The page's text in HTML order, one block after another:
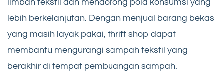
limbah tekstil dan mendorong pola konsumsi yang
lebih berkelanjutan. Dengan menjual barang bekas
yang masih layak pakai, thrift shop dapat
membantu mengurangi sampah tekstil yang
berakhir di tempat pembuangan sampah.